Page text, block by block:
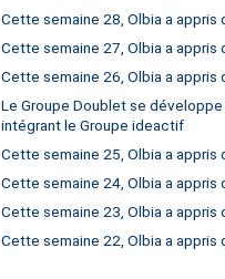
Cette semaine 28, Olbia a appris
Cette semaine 27, Olbia a appris
Cette semaine 26, Olbia a appris
Le Groupe Doublet se développe
intégrant le Groupe ideactif
Cette semaine 25, Olbia a appris
Cette semaine 24, Olbia a appris
Cette semaine 23, Olbia a appris
Cette semaine 22, Olbia a appris